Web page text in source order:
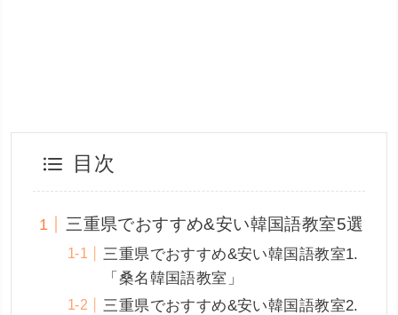
目次
三重県でおすすめ&安い韓国語教室5選
三重県でおすすめ&安い韓国語教室1.
「桑名韓国語教室」
三重県でおすすめ&安い韓国語教室2.